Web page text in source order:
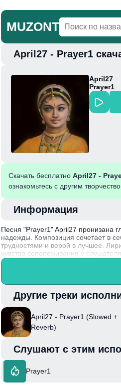
MUZONT
April27 - Prayer1
April27
Prayer1
Скачать бесплатно April27 -
ознакомьтесь с другим
Информация
Песня "Prayer1" April27 пронизана
надежды. Композиция сочетает в
трудностями и верой в лучшее.
чувство сопереживания у слушателя.
Интересный факт: April27,
Другие треки
April27 - Prayer1 (Slowed +
Reverb)
Слушают с этим
Prayer1